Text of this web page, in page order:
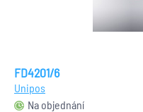
FD4201/6
Unipos
Na objednání